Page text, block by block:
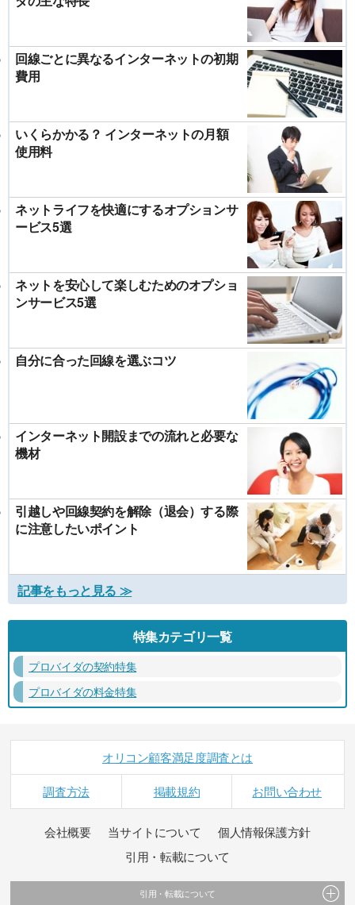
回線ごとに異なるインターネットの初期
費用
いくらかかる？ インターネットの月額
使用料
ネットライフを快適にするオプションサ
ービス5選
ネットを安心して楽しむためのオプショ
ンサービス5選
自分に合った回線を選ぶコツ
インターネット開設までの流れと必要な
機材
引越しや回線契約を解除（退会）する際
に注意したいポイント
記事をもっと見る ≫
特集カテゴリ一覧
プロバイダの契約特集
プロバイダの料金特集
オリコン顧客満足度調査とは
調査方法 掲載規約 お問い合わせ
会社概要 当サイトについて
個人情報保護方針
引用・転載について
引用・転載について